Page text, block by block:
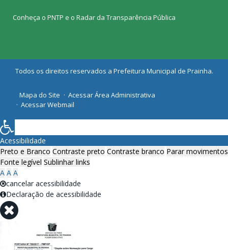
Conheça o PNTP e o Radar da Transparência Pública
Todos os direitos reservados a Prefeitura Municipal de Prainha.
Mapa do Site
Acessar Área Administrativa
Acessar Webmail
Acessibilidade
Preto e Branco Contraste preto Contraste branco Parar movimentos
Fonte legível Sublinhar links
A A A
cancelar acessibilidade
Declaração de acessibilidade